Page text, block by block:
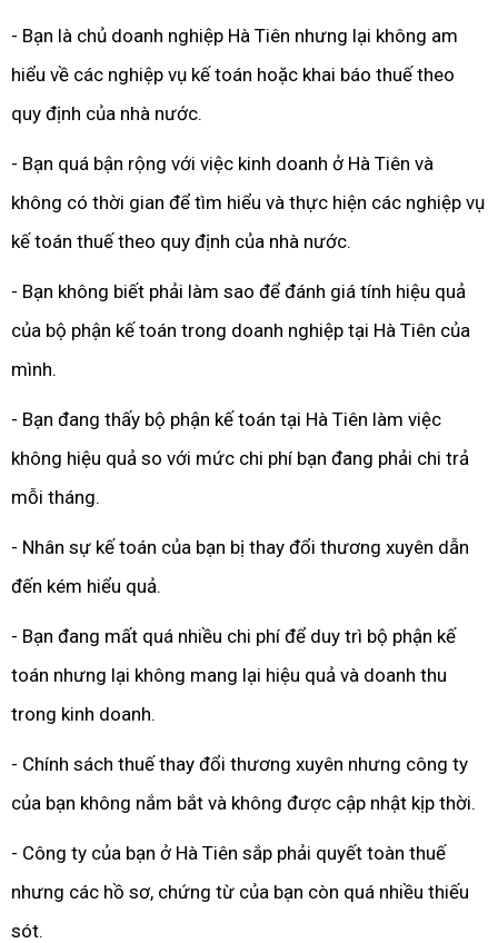
- Bạn là chủ doanh nghiệp Hà Tiên nhưng lại không am
hiểu về các nghiệp vụ kế toán hoặc khai báo thuế theo
quy định của nhà nước.
- Bạn quá bận rộng với việc kinh doanh ở Hà Tiên và
không có thời gian để tìm hiểu và thực hiện các nghiệp vụ
kế toán thuế theo quy định của nhà nước.
- Bạn không biết phải làm sao để đánh giá tính hiệu quả
của bộ phận kế toán trong doanh nghiệp tại Hà Tiên của
mình.
- Bạn đang thấy bộ phận kế toán tại Hà Tiên làm việc
không hiệu quả so với mức chi phí bạn đang phải chi trả
mỗi tháng.
- Nhân sự kế toán của bạn bị thay đổi thương xuyên dẫn
đến kém hiểu quả.
- Bạn đang mất quá nhiều chi phí để duy trì bộ phận kế
toán nhưng lại không mang lại hiệu quả và doanh thu
trong kinh doanh.
- Chính sách thuế thay đổi thương xuyên nhưng công ty
của bạn không nắm bắt và không được cập nhật kịp thời.
- Công ty của bạn ở Hà Tiên sắp phải quyết toàn thuế
nhưng các hồ sơ, chứng từ của bạn còn quá nhiều thiếu
sót.